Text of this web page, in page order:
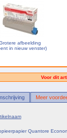
afbeelding
in nieuw venster)
Voor dit
Meer
Quantore